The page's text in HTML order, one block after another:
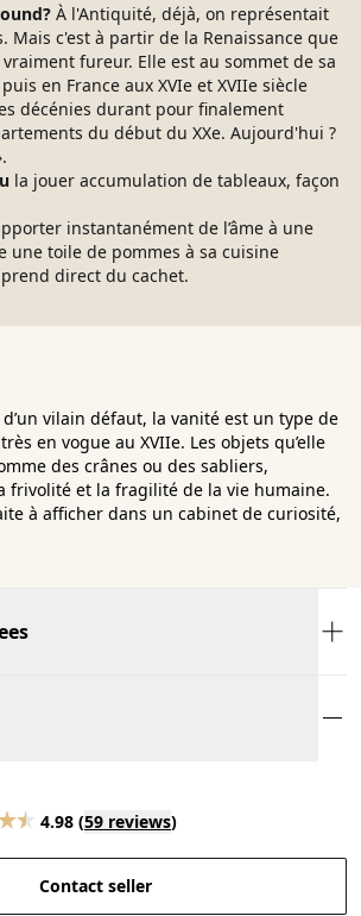
À l'Antiquité, déjà, on représentait
Mais c'est à partir de la Renaissance que
fureur. Elle est au sommet de sa
en France aux XVIe et XVIIe siècle
décénies durant pour finalement
du début du XXe. Aujourd'hui ?
la jouer accumulation de tableaux, façon
instantanément de l’âme à une
une toile de pommes à sa cuisine
direct du cachet.
d’un vilain défaut, la vanité est un type de
en vogue au XVIIe. Les objets qu’elle
des crânes ou des sabliers,
frivolité et la fragilité de la vie humaine.
à afficher dans un cabinet de curiosité,
4.98 (59 reviews)
Contact seller